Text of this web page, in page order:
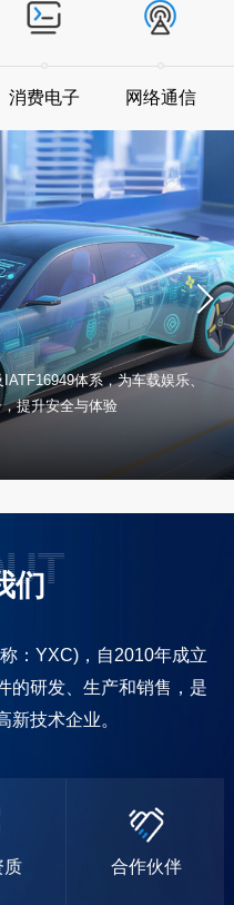
消费电子 网络通信
体系，为车载娱乐、
提升安全与体验
们
：YXC)，自2010年成立
的研发、生产和销售，是
新技术企业。
质 合作伙伴